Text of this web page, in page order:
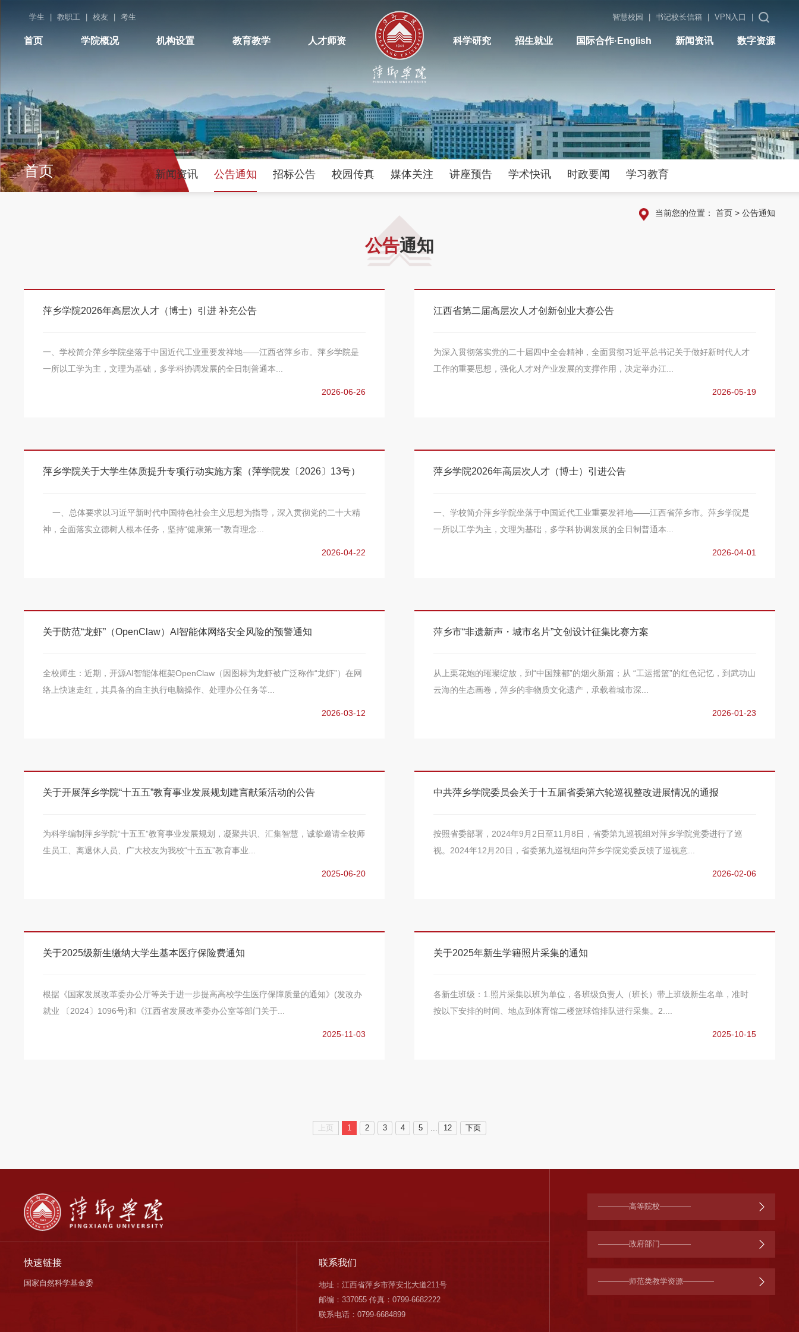
学生 教职工 校友 考生 智慧校园 书记校长信箱 VPN入口
首页 学院概况 机构设置 教育教学 人才师资 科学研究 招生就业 国际合作·English 新闻资讯 数字资源
首页 新闻资讯 公告通知 招标公告 校园传真 媒体关注 讲座预告 学术快讯 时政要闻 学习教育
当前您的位置： 首页> 公告通知
公告通知
萍乡学院2026年高层次人才（博士）引进 补充公告
一、学校简介萍乡学院坐落于中国近代工业重要发祥地——江西省萍乡市。萍乡学院是
一所以工学为主，文理为基础，多学科协调发展的全日制普通本...
2026-06-26
江西省第二届高层次人才创新创业大赛公告
为深入贯彻落实党的二十届四中全会精神，全面贯彻习近平总书记关于做好新时代人才
工作的重要思想，强化人才对产业发展的支撑作用，决定举办江...
2026-05-19
萍乡学院关于大学生体质提升专项行动实施方案（萍学院发〔2026〕13号）
一、总体要求以习近平新时代中国特色社会主义思想为指导，深入贯彻党的二十大精
神，全面落实立德树人根本任务，坚持“健康第一”教育理念...
2026-04-22
萍乡学院2026年高层次人才（博士）引进公告
一、学校简介萍乡学院坐落于中国近代工业重要发祥地——江西省萍乡市。萍乡学院是
一所以工学为主，文理为基础，多学科协调发展的全日制普通本...
2026-04-01
关于防范“龙虾”（OpenClaw）AI智能体网络安全风险的预警通知
全校师生：近期，开源AI智能体框架OpenClaw（因图标为龙虾被广泛称作“龙虾”）在网
络上快速走红，其具备的自主执行电脑操作、处理办公任务等...
2026-03-12
萍乡市“非遗新声・城市名片”文创设计征集比赛方案
从上栗花炮的璀璨绽放，到“中国辣都”的烟火新篇；从 “工运摇篮”的红色记忆，到武功山
云海的生态画卷，萍乡的非物质文化遗产，承载着城市深...
2026-01-23
关于开展萍乡学院“十五五”教育事业发展规划建言献策活动的公告
为科学编制萍乡学院“十五五”教育事业发展规划，凝聚共识、汇集智慧，诚挚邀请全校师
生员工、离退休人员、广大校友为我校“十五五”教育事业...
2025-06-20
中共萍乡学院委员会关于十五届省委第六轮巡视整改进展情况的通报
按照省委部署，2024年9月2日至11月8日，省委第九巡视组对萍乡学院党委进行了巡
视。2024年12月20日，省委第九巡视组向萍乡学院党委反馈了巡视意...
2026-02-06
关于2025级新生缴纳大学生基本医疗保险费通知
根据《国家发展改革委办公厅等关于进一步提高高校学生医疗保障质量的通知》(发改办
就业 〔2024〕1096号)和《江西省发展改革委办公室等部门关于...
2025-11-03
关于2025年新生学籍照片采集的通知
各新生班级：1.照片采集以班为单位，各班级负责人（班长）带上班级新生名单，准时
按以下安排的时间、地点到体育馆二楼篮球馆排队进行采集。2....
2025-10-15
上页 1 2 3 4 5 12 下页
快速链接
国家自然科学基金委
联系我们
地址：江西省萍乡市萍安北大道211号
邮编：337055 传真：0799-6682222
联系电话：0799-6684899
————高等院校————
————政府部门————
————师范类教学资源————